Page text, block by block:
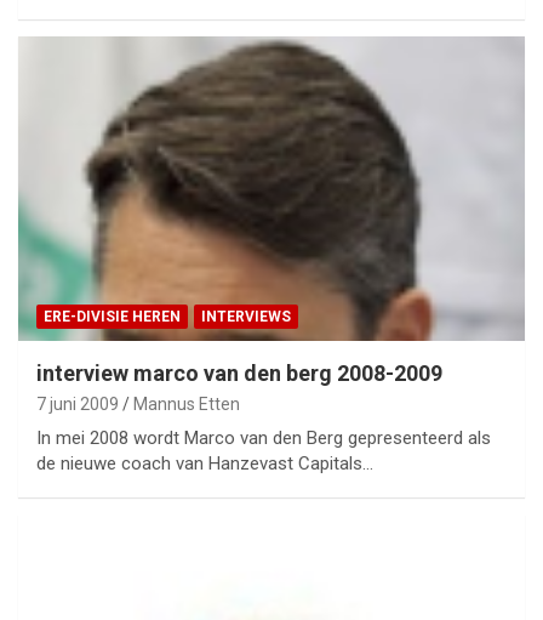
ERE-DIVISIE HEREN INTERVIEWS
interview marco van den berg 2008-2009
7 juni 2009 Mannus Etten
In mei 2008 wordt Marco van den Berg gepresenteerd als
de nieuwe coach van Hanzevast Capitals…